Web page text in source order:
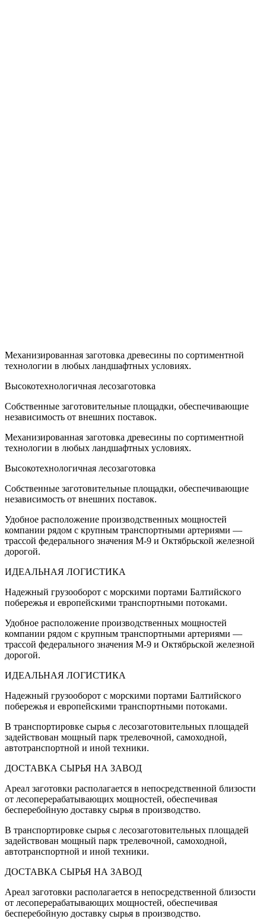
Механизированная заготовка древесины по сортиментной
технологии в любых ландшафтных условиях.
Высоко­технологичная лесозаготовка
Собственные заготовительные площадки, обеспечивающие
независимость от внешних поставок.
Механизированная заготовка древесины по сортиментной
технологии в любых ландшафтных условиях.
Высоко­технологичная лесозаготовка
Собственные заготовительные площадки, обеспечивающие
независимость от внешних поставок.
Удобное расположение производственных мощностей
компании рядом с крупным транспортными артериями —
трассой федерального значения М-9 и Октябрьской железной
дорогой.
ИДЕАЛЬНАЯ ЛОГИСТИКА
Надежный грузооборот с морскими портами Балтийского
побережья и европейскими транспортными потоками.
Удобное расположение производственных мощностей
компании рядом с крупным транспортными артериями —
трассой федерального значения М-9 и Октябрьской железной
дорогой.
ИДЕАЛЬНАЯ ЛОГИСТИКА
Надежный грузооборот с морскими портами Балтийского
побережья и европейскими транспортными потоками.
В транспортировке сырья с лесозаготовительных площадей
задействован мощный парк трелевочной, самоходной,
автотранспортной и иной техники.
ДОСТАВКА СЫРЬЯ НА ЗАВОД
Ареал заготовки располагается в непосредственной близости
от лесоперерабатывающих мощностей, обеспечивая
бесперебойную доставку сырья в производство.
В транспортировке сырья с лесозаготовительных площадей
задействован мощный парк трелевочной, самоходной,
автотранспортной и иной техники.
ДОСТАВКА СЫРЬЯ НА ЗАВОД
Ареал заготовки располагается в непосредственной близости
от лесоперерабатывающих мощностей, обеспечивая
бесперебойную доставку сырья в производство.